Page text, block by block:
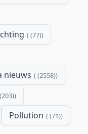
(77)
nieuws (2558)
(203)
Pollution (71)